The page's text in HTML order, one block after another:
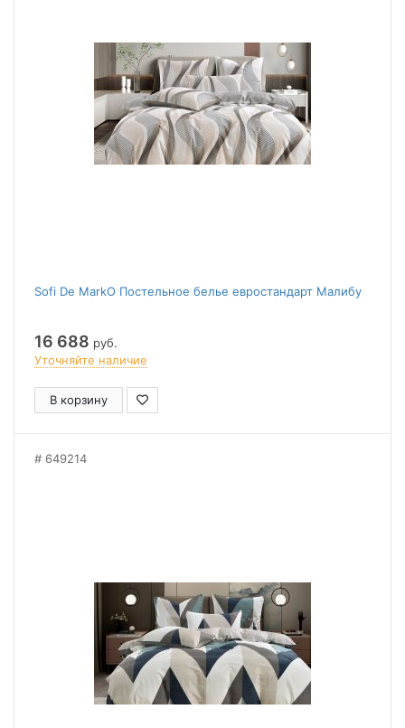
Sofi De MarkO Постельное белье евростандарт Малибу
16 688 руб.
Уточняйте наличие
В корзину
649214